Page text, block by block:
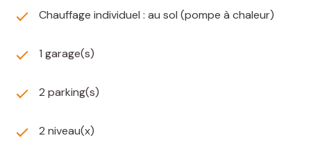
Chauffage individuel : au sol (pompe à chaleur)
1 garage(s)
2 parking(s)
2 niveau(x)